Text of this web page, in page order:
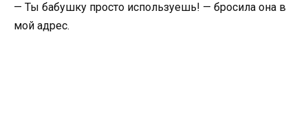
— Ты бабушку просто используешь! — бросила она в
мой адрес.